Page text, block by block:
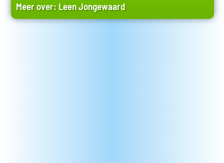
Meer over: Leen Jongewaard